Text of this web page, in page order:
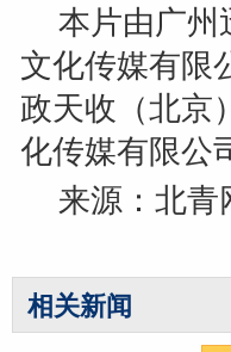
本片由广州
文化传媒有限
政天收（北京
化传媒有限公
来源：北青
相关新闻